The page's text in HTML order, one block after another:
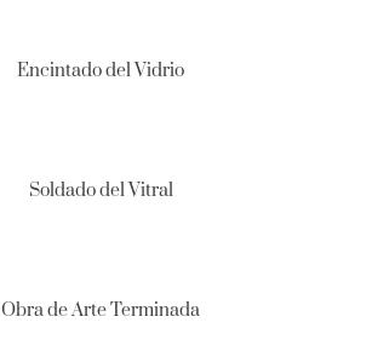
Encintado del Vidrio
Soldado del Vitral
Obra de Arte Terminada